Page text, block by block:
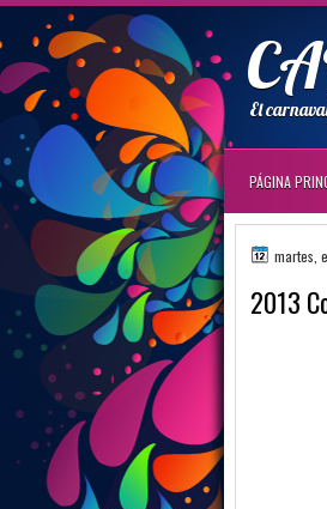
El
PÁGINA
martes,
2013